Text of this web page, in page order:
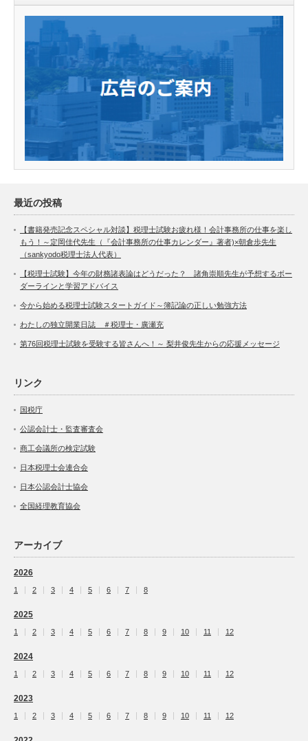
最近の投稿
【書籍発売記念スペシャル対談】税理士試験お疲れ様！会計事務所の仕事を楽し
もう！～定岡佳代先生（『会計事務所の仕事カレンダー』著者)×朝倉歩先生
（sankyodo税理士法人代表）
【税理士試験】今年の財務諸表論はどうだった？ 諸角崇順先生が予想するボー
ダーラインと学習アドバイス
今から始める税理士試験スタートガイド～簿記論の正しい勉強方法
わたしの独立開業日誌 ＃税理士・廣瀬充
第76回税理士試験を受験する皆さんへ！～ 梨井俊先生からの応援メッセージ
リンク
国税庁
公認会計士・監査審査会
商工会議所の検定試験
日本税理士会連合会
日本公認会計士協会
全国経理教育協会
アーカイブ
2026
1 2 3 4 5 6 7 8
2025
1 2 3 4 5 6 7 8 9 10 11 12
2024
1 2 3 4 5 6 7 8 9 10 11 12
2023
1 2 3 4 5 6 7 8 9 10 11 12